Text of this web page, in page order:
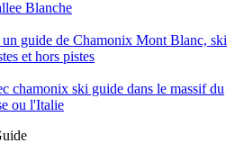
Blanche
guide de Chamonix Mont Blanc, ski
et hors pistes
chamonix ski guide dans le massif du
ou l'Italie